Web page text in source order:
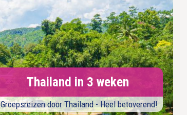
Thailand in 3 weken
Groepsreizen door Thailand - Heel betoverend!